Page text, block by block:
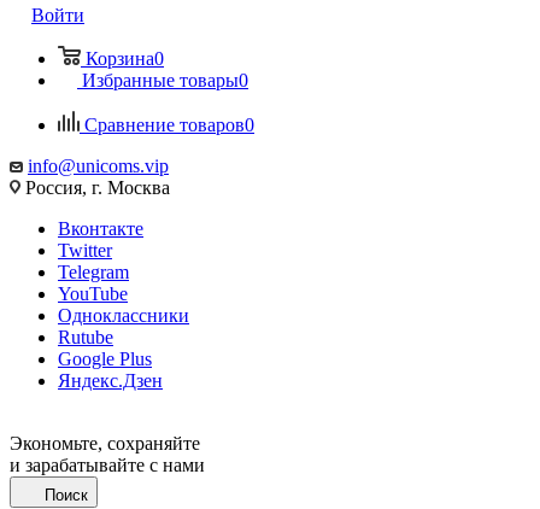
Войти
Корзина0
Избранные товары0
Сравнение товаров0
info@unicoms.vip
Россия, г. Москва
Вконтакте
Twitter
Telegram
YouTube
Одноклассники
Rutube
Google Plus
Яндекс.Дзен
Экономьте, сохраняйте
и зарабатывайте с нами
Поиск